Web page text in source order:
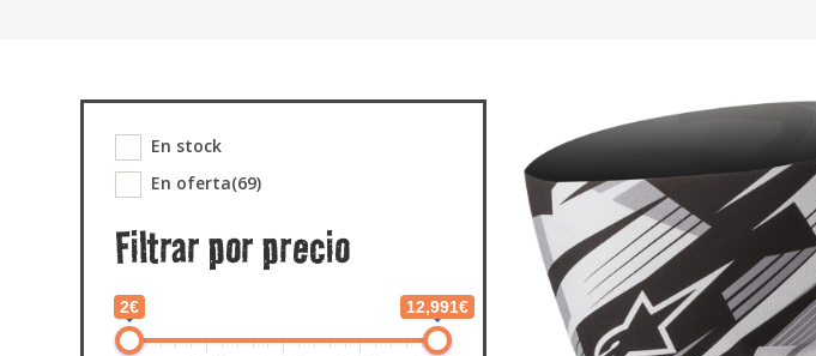
En stock
En oferta(69)
Filtrar por precio
2€ 12,991€